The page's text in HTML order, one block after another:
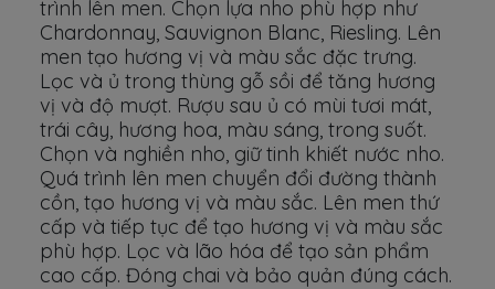
trình lên men. Chọn lựa nho phù hợp như
Chardonnay, Sauvignon Blanc, Riesling. Lên
men tạo hương vị và màu sắc đặc trưng.
Lọc và ủ trong thùng gỗ sồi để tăng hương
vị và độ mượt. Rượu sau ủ có mùi tươi mát,
trái cây, hương hoa, màu sáng, trong suốt.
Chọn và nghiền nho, giữ tinh khiết nước nho.
Quá trình lên men chuyển đổi đường thành
cồn, tạo hương vị và màu sắc. Lên men thứ
cấp và tiếp tục để tạo hương vị và màu sắc
phù hợp. Lọc và lão hóa để tạo sản phẩm
cao cấp. Đóng chai và bảo quản đúng cách.